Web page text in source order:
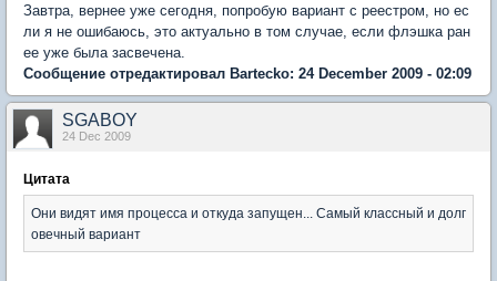
Завтра, вернее уже сегодня, попробую вариант с реестром, но ес
ли я не ошибаюсь, это актуально в том случае, если флэшка ран
ее уже была засвечена.
Сообщение отредактировал Bartecko: 24 December 2009 - 02:09
SGABOY
24 Dec 2009
Цитата
Они видят имя процесса и откуда запущен... Самый классный и долг
овечный вариант